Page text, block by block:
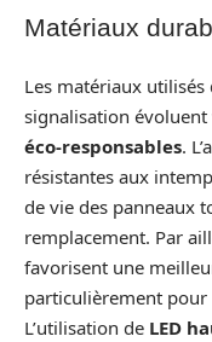
Matériaux
Les matériaux
signalisation
éco-responsables.
résistantes aux
de vie des panneaux
remplacement. Par
favorisent une
particulièrement pour
L’utilisation de LED